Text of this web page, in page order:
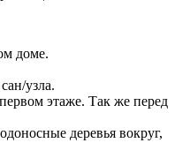
доме.
узла.
этаже. Так же перед
деревья вокруг,